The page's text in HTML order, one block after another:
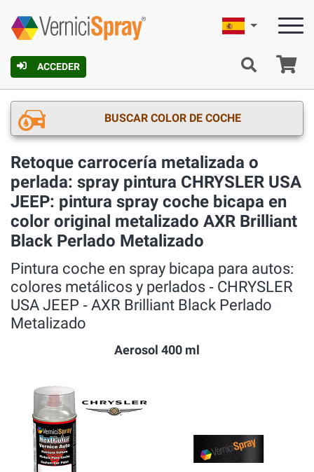
ACCEDER
Español
BUSCAR COLOR DE COCHE
Retoque carrocería metalizada o
perlada: spray pintura CHRYSLER USA
JEEP: pintura spray coche bicapa en
color original metalizado AXR Brilliant
Black Perlado Metalizado
Pintura coche en spray bicapa para autos:
colores metálicos y perlados ‐ CHRYSLER
USA JEEP ‐ AXR Brilliant Black Perlado
Metalizado
Aerosol 400 ml